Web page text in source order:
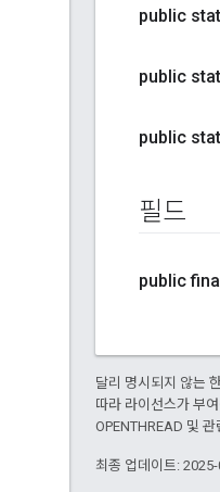
public
public
public
필드
public
달리 명시되지 않는
따라 라이선스가 부
OPENTHREAD 및
최종 업데이트: